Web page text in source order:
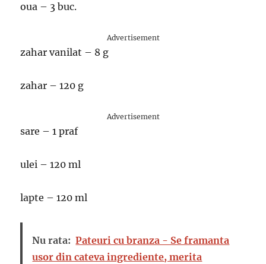
oua – 3 buc.
Advertisement
zahar vanilat – 8 g
zahar – 120 g
Advertisement
sare – 1 praf
ulei – 120 ml
lapte – 120 ml
Nu rata: Pateuri cu branza - Se framanta
usor din cateva ingrediente, merita